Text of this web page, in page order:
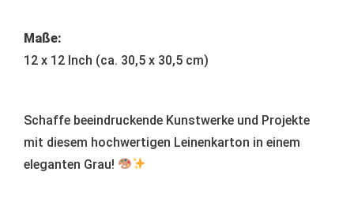
Maße:
12 x 12 Inch (ca. 30,5 x 30,5 cm)
Schaffe beeindruckende Kunstwerke und Projekte
mit diesem hochwertigen Leinenkarton in einem
eleganten Grau!